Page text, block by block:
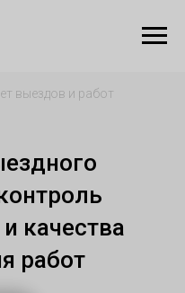
выездов и работ
качества
работ